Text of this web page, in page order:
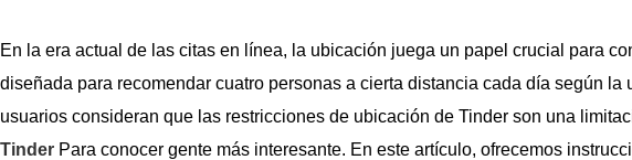
En la era actual de las citas en línea, la ubicación juega un papel crucial para
diseñada para recomendar cuatro personas a cierta distancia cada día según
usuarios consideran que las restricciones de ubicación de Tinder son una
Tinder Para conocer gente más interesante. En este artículo, ofrecemos